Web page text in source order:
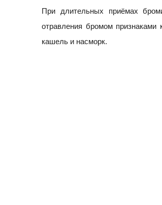
При длительных приёмах
отравления бромом признаками
кашель и насморк.